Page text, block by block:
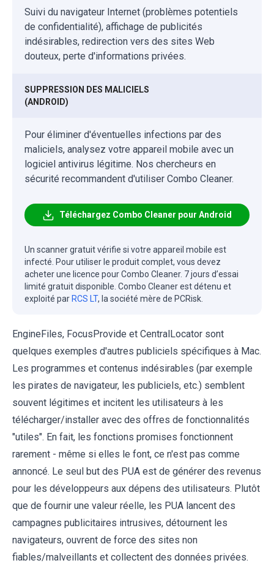
Suivi du navigateur Internet (problèmes potentiels
de confidentialité), affichage de publicités
indésirables, redirection vers des sites Web
douteux, perte d'informations privées.
SUPPRESSION DES MALICIELS
(ANDROID)
Pour éliminer d'éventuelles infections par des
maliciels, analysez votre appareil mobile avec un
logiciel antivirus légitime. Nos chercheurs en
sécurité recommandent d'utiliser Combo Cleaner.
Téléchargez Combo Cleaner pour Android
Un scanner gratuit vérifie si votre appareil mobile est
infecté. Pour utiliser le produit complet, vous devez
acheter une licence pour Combo Cleaner. 7 jours d’essai
limité gratuit disponible. Combo Cleaner est détenu et
exploité par RCS LT, la société mère de PCRisk.
EngineFiles, FocusProvide et CentralLocator sont
quelques exemples d'autres publiciels spécifiques à Mac.
Les programmes et contenus indésirables (par exemple
les pirates de navigateur, les publiciels, etc.) semblent
souvent légitimes et incitent les utilisateurs à les
télécharger/installer avec des offres de fonctionnalités
"utiles". En fait, les fonctions promises fonctionnent
rarement - même si elles le font, ce n'est pas comme
annoncé. Le seul but des PUA est de générer des revenus
pour les développeurs aux dépens des utilisateurs. Plutôt
que de fournir une valeur réelle, les PUA lancent des
campagnes publicitaires intrusives, détournent les
navigateurs, ouvrent de force des sites non
fiables/malveillants et collectent des données privées.